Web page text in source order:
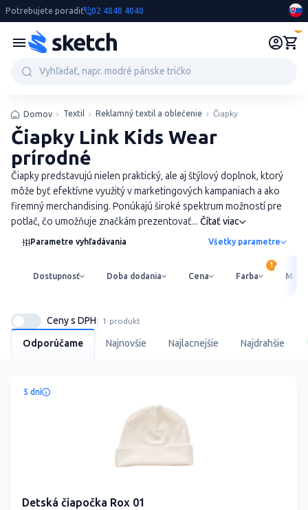
Potrebujete poradiť 02 4848 4040
Domov Textil Reklamný textil a oblečenie Čiapky
Čiapky Link Kids Wear
prírodné
Čiapky predstavujú nielen praktický, ale aj štýlový doplnok, ktorý
môže byť efektívne využitý v marketingových kampaniach a ako
firemný merchandising. Ponúkajú široké spektrum možností pre
potlač, čo umožňuje značkám prezentovať... Čítať viac
Parametre vyhľadávania Všetky parametre
Dostupnosť Doba dodania Cena Farba
Odporúčame Najnovšie Najlacnejšie Najdrahšie
Ceny s DPH 1 produkt
5 dní
Detská čiapočka Rox 01